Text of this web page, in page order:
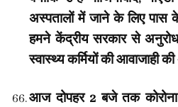
अस्पतालों में जाने के लिए पास
हमने केंद्रीय सरकार से
स्वास्थ्य कर्मियों की आवाजाही
आज दोपहर 2 बजे तक